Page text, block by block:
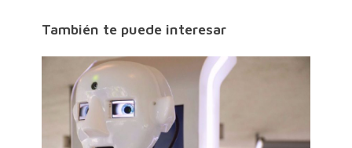
También te puede interesar